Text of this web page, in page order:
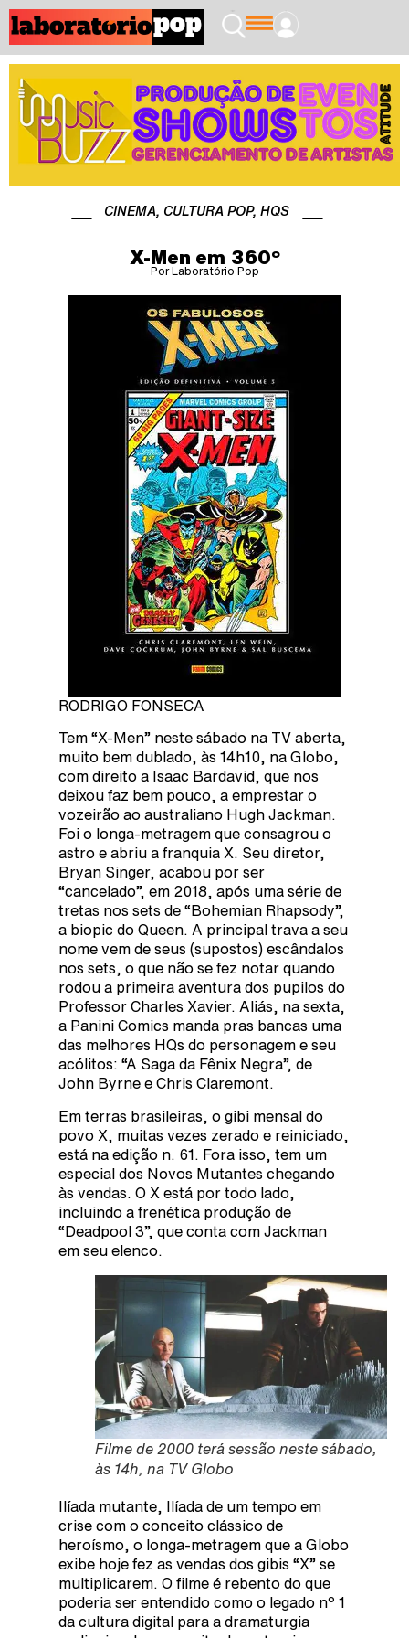
CINEMA CULTURA POP, HQS
X-Men em 360º
Por Laboratório Pop
RODRIGO FONSECA
Tem “X-Men” neste sábado na TV aberta,
muito bem dublado, às 14h10, na Globo,
com direito a Isaac Bardavid, que nos
deixou faz bem pouco, a emprestar o
vozeirão ao australiano Hugh Jackman.
Foi o longa-metragem que consagrou o
astro e abriu a franquia X. Seu diretor,
Bryan Singer, acabou por ser
“cancelado”, em 2018, após uma série de
tretas nos sets de “Bohemian Rhapsody”,
a biopic do Queen. A principal trava a seu
nome vem de seus (supostos) escândalos
nos sets, o que não se fez notar quando
rodou a primeira aventura dos pupilos do
Professor Charles Xavier. Aliás, na sexta,
a Panini Comics manda pras bancas uma
das melhores HQs do personagem e seu
acólitos: “A Saga da Fênix Negra”, de
John Byrne e Chris Claremont.
Em terras brasileiras, o gibi mensal do
povo X, muitas vezes zerado e reiniciado,
está na edição n. 61. Fora isso, tem um
especial dos Novos Mutantes chegando
às vendas. O X está por todo lado,
incluindo a frenética produção de
“Deadpool 3”, que conta com Jackman
em seu elenco.
Filme de 2000 terá sessão neste sábado,
às 14h, na TV Globo
Ilíada mutante, Ilíada de um tempo em
crise com o conceito clássico de
heroísmo, o longa-metragem que a Globo
exibe hoje fez as vendas dos gibis “X” se
multiplicarem. O filme é rebento do que
poderia ser entendido como o legado nº 1
da cultura digital para a dramaturgia